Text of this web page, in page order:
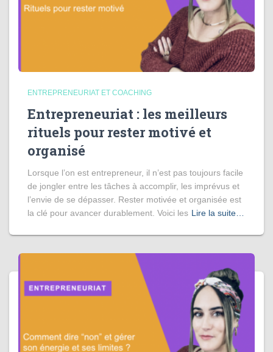
ENTREPRENEURIAT ET COACHING
Entrepreneuriat : les meilleurs
rituels pour rester motivé et
organisé
Lorsque l’on est entrepreneur, il n’est pas toujours facile
de jongler entre les tâches à accomplir, les imprévus et
l’envie de se dépasser. Rester motivée et organisée est
la clé pour avancer durablement. Voici les Lire la suite…